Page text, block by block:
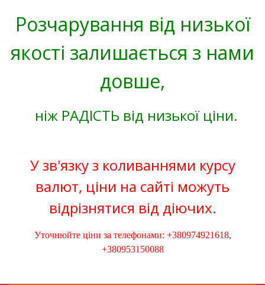
Розчарування від низької
якості залишається з нами
довше,
ніж РАДІСТЬ від низької ціни.
У зв'язку з коливаннями курсу
валют, ціни на сайті можуть
відрізнятися від діючих.
Уточнюйте ціни за телефонами: +380974921618,
+380953150088